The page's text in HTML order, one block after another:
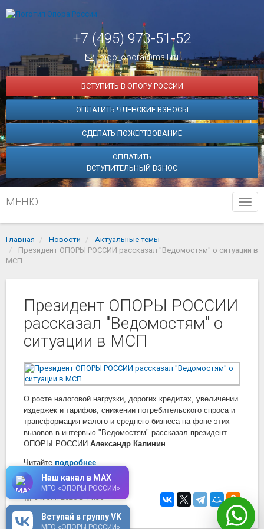
+7 (495) 973-51-52
mgo_opora@mail.ru
ВСТУПИТЬ В ОПОРУ РОССИИ
ОПЛАТИТЬ ЧЛЕНСКИЕ ВЗНОСЫ
СДЕЛАТЬ ПОЖЕРТВОВАНИЕ
ОПЛАТИТЬ
ВСТУПИТЕЛЬНЫЙ ВЗНОС
МЕНЮ
Главная Новости
Актуальные темы
Президент ОПОРЫ РОССИИ рассказал "Ведомостям" о ситуации в
МСП
Президент ОПОРЫ РОССИИ
рассказал "Ведомостям" о
ситуации в МСП
О росте налоговой нагрузки, дорогих кредитах, увеличении
издержек и тарифов, снижении потребительского спроса и
трансформация малого и среднего бизнеса на фоне этих
вызовов в интервью "Ведомостям" рассказал президент
ОПОРЫ РОССИИ Александр Калинин.
Читайте подробнее.
Фото:Ведомости
3 июня 2026в 11:35
Вступай в группу VK
МГО «ОПОРЫ РОССИИ»
Наш канал в MAX
МГО «ОПОРЫ РОССИИ»